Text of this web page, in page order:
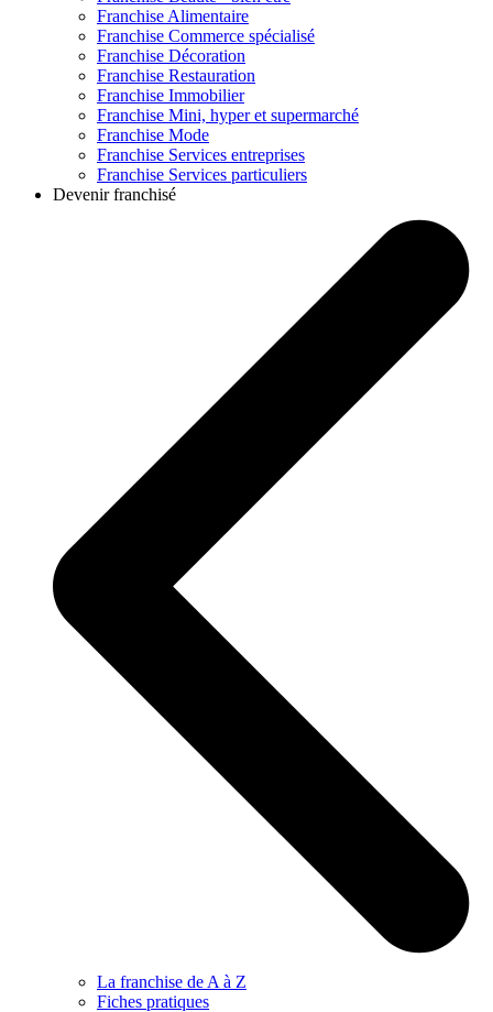
Franchise Alimentaire
Franchise Commerce spécialisé
Franchise Décoration
Franchise Restauration
Franchise Immobilier
Franchise Mini, hyper et supermarché
Franchise Mode
Franchise Services entreprises
Franchise Services particuliers
Devenir franchisé
La franchise de A à Z
Fiches pratiques